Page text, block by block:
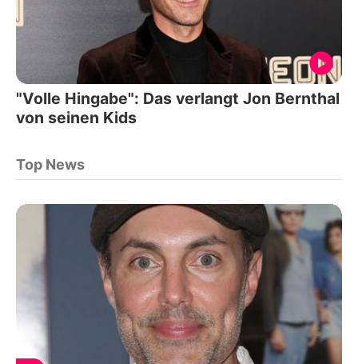
"Volle Hingabe": Das verlangt Jon Bernthal
von seinen Kids
Top News